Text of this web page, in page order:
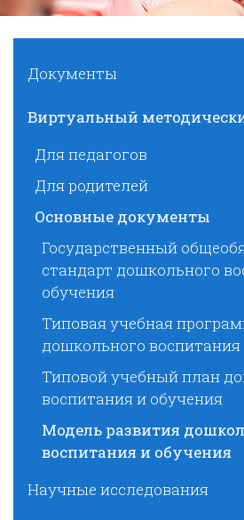
Документы
Виртуальный
Для педагогов
Для родителей
Основные документы
Государственный
стандарт дошкольного
обучения
Типовая учебная
дошкольного
Типовой учебный план
воспитания и обучения
Модель развития
воспитания и обучения
Научные исследования